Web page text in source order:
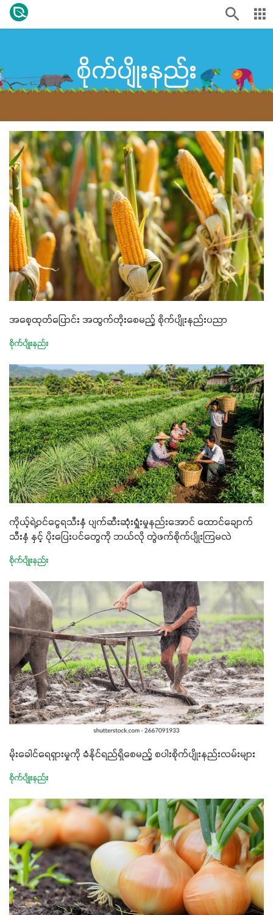
စိုက်ပျိုးနည်း
အစေ့ထုတ်ပြောင်း အထွက်တိုးစေမည့် စိုက်ပျိုးနည်းပညာ
စိုက်ပျိုးနည်း
ကိုယ့်ရဲ့ဝင်ငွေရသီးနှံ ပျက်ဆီးဆုံးရှုံးမှုနည်းအောင် ထောင်ချောက်
သီးနှံ နှင့် ပိုးပြေးပင်တွေကို ဘယ်လို တွဲဖက်စိုက်ပျိုးကြမလဲ
စိုက်ပျိုးနည်း
မိုးခေါင်ရေရှားမှုကို ခံနိုင်ရည်ရှိစေမည့် စပါးစိုက်ပျိုးနည်းလမ်းများ
စိုက်ပျိုးနည်း